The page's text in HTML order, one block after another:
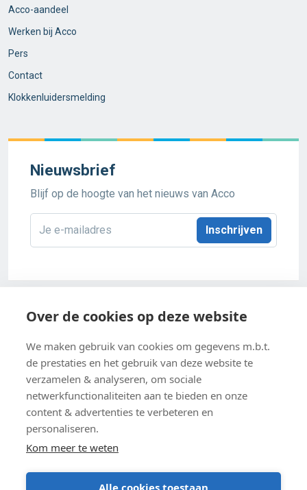
Acco-aandeel
Werken bij Acco
Pers
Contact
Klokkenluidersmelding
Nieuwsbrief
Blijf op de hoogte van het nieuws van Acco
Privacybeleid
Cookie-instellingen
Over de cookies op deze website
We maken gebruik van cookies om gegevens m.b.t.
de prestaties en het gebruik van deze website te
verzamelen & analyseren, om sociale
netwerkfunctionaliteiten aan te bieden en onze
content & advertenties te verbeteren en
personaliseren.
Kom meer te weten
Alle cookies toestaan